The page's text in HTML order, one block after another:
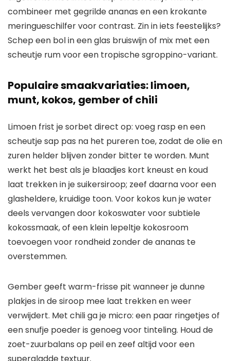
combineer met gegrilde ananas en een krokante
meringueschilfer voor contrast. Zin in iets feestelijks?
Schep een bol in een glas bruiswijn of mix met een
scheutje rum voor een tropische sgroppino-variant.
Populaire smaakvariaties: limoen,
munt, kokos, gember of chili
Limoen frist je sorbet direct op: voeg rasp en een
scheutje sap pas na het pureren toe, zodat de olie en
zuren helder blijven zonder bitter te worden. Munt
werkt het best als je blaadjes kort kneust en koud
laat trekken in je suikersiroop; zeef daarna voor een
glasheldere, kruidige toon. Voor kokos kun je water
deels vervangen door kokoswater voor subtiele
kokossmaak, of een klein lepeltje kokosroom
toevoegen voor rondheid zonder de ananas te
overstemmen.
Gember geeft warm-frisse pit wanneer je dunne
plakjes in de siroop mee laat trekken en weer
verwijdert. Met chili ga je micro: een paar ringetjes of
een snufje poeder is genoeg voor tinteling. Houd de
zoet-zuurbalans op peil en zeef altijd voor een